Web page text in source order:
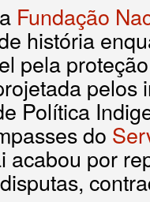
Fundação
história
pela
pelos
Política
do
acabou por